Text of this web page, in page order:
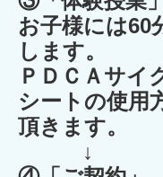
お子様には60
します。
ＰＤＣＡサイ
シートの使用
頂きます。
↓